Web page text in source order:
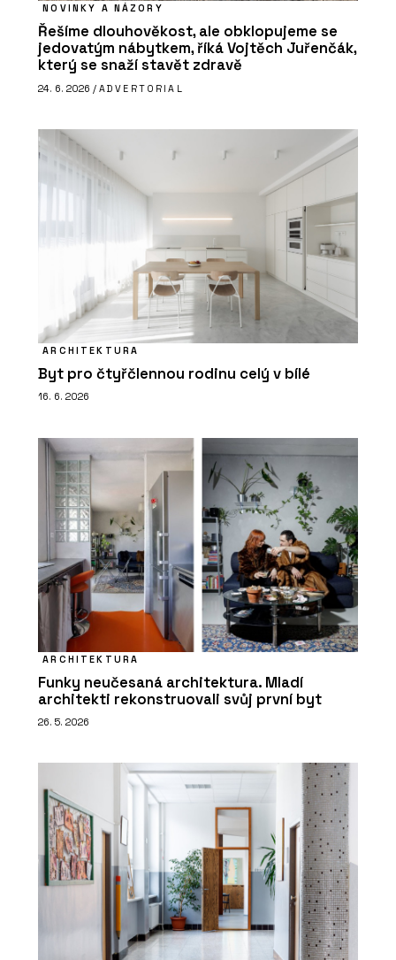
NOVINKY A NÁZORY
Řešíme dlouhověkost, ale obklopujeme se
jedovatým nábytkem, říká Vojtěch Juřenčák,
který se snaží stavět zdravě
24. 6. 2026 / ADVERTORIAL
ARCHITEKTURA
Byt pro čtyřčlennou rodinu celý v bílé
16. 6. 2026
ARCHITEKTURA
Funky neučesaná architektura. Mladí
architekti rekonstruovali svůj první byt
26. 5. 2026